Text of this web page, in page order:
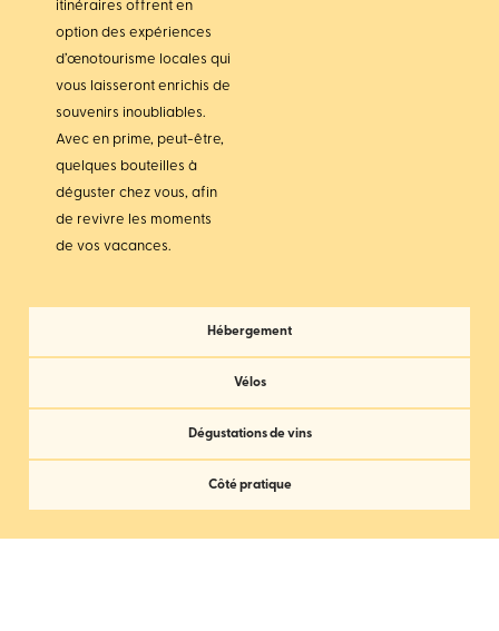
Hébergement
Vélos
Dégustations de vins
Côté pratique
itinéraires offrent en
option des expériences
d’œnotourisme locales qui
vous laisseront enrichis de
souvenirs inoubliables.
Avec en prime, peut-être,
quelques bouteilles à
déguster chez vous, afin
de revivre les moments
de vos vacances.